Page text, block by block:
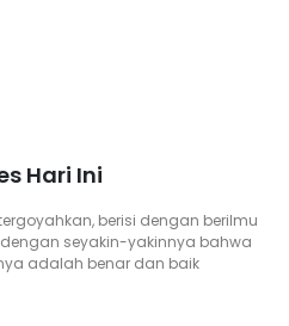
Hari Ini
berisi dengan berilmu
seyakin-yakinnya bahwa
adalah benar dan baik